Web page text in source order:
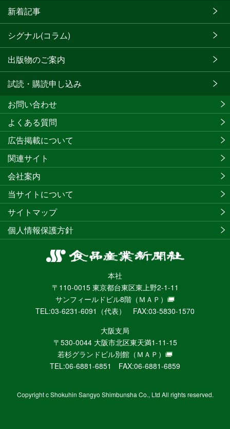
新着記事
シグナル(コラム)
出版物のご案内
試読・購読申し込み
食
産
業
新
聞
社
ニ
ュ
ー
WEB
本社
〒110-0015 東京都台東区東上野2-1-11
サンフィールドビル8階 （ＭＡＰ）
TEL:03-6231-6091（代表） FAX:03-5830-1570
大阪支局
〒530-0044 大阪市北区東天満1-11-15
若杉グランドビル別館 （ＭＡＰ）
TEL:06-6881-6851 FAX:06-6881-6859
お問い合わせ
よくある質問
広告掲載について
関連サイト
会社案内
当サイトについて
サイトマップ
個人情報保護方針
Copyright c Shokuhin Sangyo Shimbunsha Co., Ltd All rights reserved.